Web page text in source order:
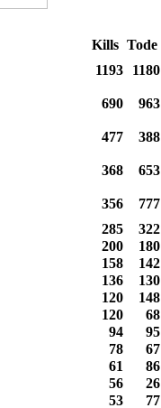
Kills Tode
1193 1180
690 963
477 388
368 653
356 777
285 322
200 180
158 142
136 130
120 148
120 68
94 95
78 67
61 86
56 26
53 77